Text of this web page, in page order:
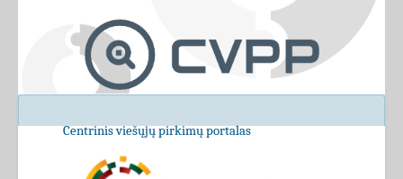
Centrinis viešųjų pirkimų portalas